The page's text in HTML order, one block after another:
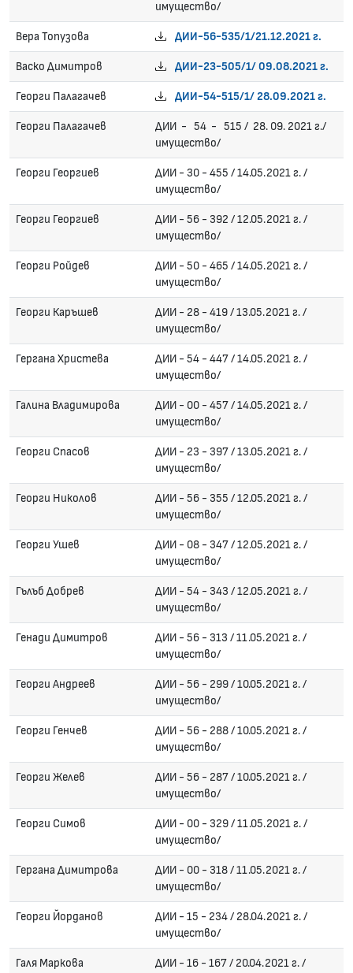
имущество/
Вера Топузова ДИИ-56-535/1/21.12.2021 г.
Васко Димитров ДИИ-23-505/1/ 09.08.2021 г.
Георги Палагачев ДИИ-54-515/1/ 28.09.2021 г.
Георги Палагачев
ДИИ - 54 - 515 / 28. 09. 2021 г./
имущество/
Георги Георгиев
ДИИ - 30 - 455 / 14.05.2021 г. /
имущество/
Георги Георгиев
ДИИ - 56 - 392 / 12.05.2021 г. /
имущество/
Георги Ройдев
ДИИ - 50 - 465 / 14.05.2021 г. /
имущество/
Георги Каръшев
ДИИ - 28 - 419 / 13.05.2021 г. /
имущество/
Гергана Христева
ДИИ - 54 - 447 / 14.05.2021 г. /
имущество/
Галина Владимирова
ДИИ - 00 - 457 / 14.05.2021 г. /
имущество/
Георги Спасов
ДИИ - 23 - 397 / 13.05.2021 г. /
имущество/
Георги Николов
ДИИ - 56 - 355 / 12.05.2021 г. /
имущество/
Георги Ушев
ДИИ - 08 - 347 / 12.05.2021 г. /
имущество/
Гълъб Добрев
ДИИ - 54 - 343 / 12.05.2021 г. /
имущество/
Генади Димитров
ДИИ - 56 - 313 / 11.05.2021 г. /
имущество/
Георги Андреев
ДИИ - 56 - 299 / 10.05.2021 г. /
имущество/
Георги Генчев
ДИИ - 56 - 288 / 10.05.2021 г. /
имущество/
Георги Желев
ДИИ - 56 - 287 / 10.05.2021 г. /
имущество/
Георги Симов
ДИИ - 00 - 329 / 11.05.2021 г. /
имущество/
Гергана Димитрова
ДИИ - 00 - 318 / 11.05.2021 г. /
имущество/
Георги Йорданов
ДИИ - 15 - 234 / 28.04.2021 г. /
имущество/
Галя Маркова
ДИИ - 16 - 167 / 20.04.2021 г. /